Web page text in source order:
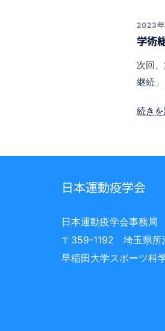
2023年
学術
次回
継続
続き
日本運動疫学会
日本運動疫学会事務局
〒359-1192 埼玉県所
早稲田大学スポーツ科